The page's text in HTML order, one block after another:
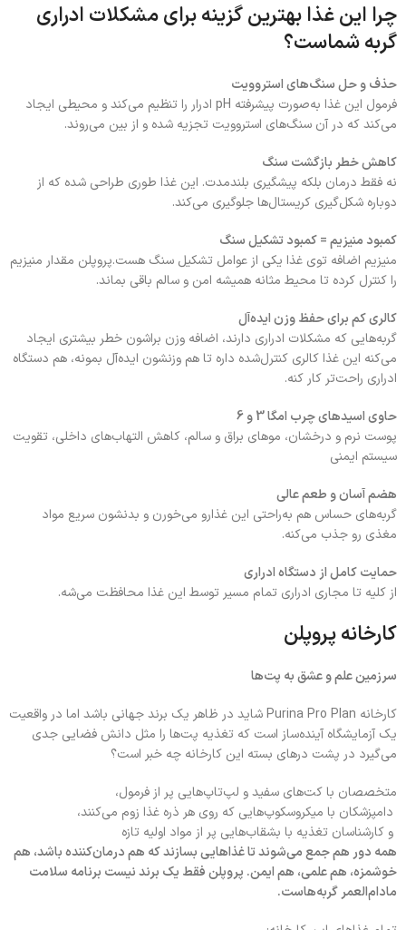
چرا این غذا بهترین گزینه برای مشکلات ادراری
گربه شماست؟
حذف و حل سنگ‌های استروویت
فرمول این غذا به‌صورت پیشرفته pH ادرار را تنظیم می‌کند و محیطی ایجاد
می‌کند که در آن سنگ‌های استروویت تجزیه شده و از بین می‌روند.
کاهش خطر بازگشت سنگ
نه فقط درمان بلکه پیشگیری بلندمدت. این غذا طوری طراحی شده که از
دوباره شکل‌گیری کریستال‌ها جلوگیری می‌کند.
کمبود منیزیم = کمبود تشکیل سنگ
منیزیم اضافه توی غذا یکی از عوامل تشکیل سنگ هست.پروپلن مقدار منیزیم
را کنترل کرده تا محیط مثانه همیشه امن و سالم باقی بماند.
کالری کم برای حفظ وزن ایده‌آل
گربه‌هایی که مشکلات ادراری دارند، اضافه‌ وزن براشون خطر بیشتری ایجاد
می‌کنه این غذا کالری کنترل‌شده داره تا هم وزنشون ایده‌آل بمونه، هم دستگاه
ادراری راحت‌تر کار کنه.
حاوی اسیدهای چرب امگا 3 و 6
پوست نرم و درخشان، موهای براق و سالم، کاهش التهاب‌های داخلی، تقویت
سیستم ایمنی
هضم آسان و طعم عالی
گربه‌های حساس هم به‌راحتی این غذارو می‌خورن و بدنشون سریع مواد
مغذی رو جذب می‌کنه.
حمایت کامل از دستگاه ادراری
از کلیه تا مجاری ادراری تمام مسیر توسط این غذا محافظت می‌شه.
کارخانه پروپلن
سرزمین علم و عشق به پت‌ها
کارخانه Purina Pro Plan شاید در ظاهر یک برند جهانی باشد اما در واقعیت
یک آزمایشگاه آینده‌ساز است که تغذیه پت‌ها را مثل دانش فضایی جدی
می‌گیرد در پشت درهای بسته این کارخانه چه خبر است؟
متخصصان با کت‌های سفید و لپ‌تاپ‌هایی پر از فرمول،
دامپزشکان با میکروسکوپ‌هایی که روی هر ذره غذا زوم می‌کنند،
و کارشناسان تغذیه با بشقاب‌هایی پر از مواد اولیه تازه
همه دور هم جمع می‌شوند تا غذاهایی بسازند که هم درمان‌کننده باشد، هم
خوشمزه، هم علمی، هم ایمن. پروپلن فقط یک برند نیست برنامه سلامت
مادام‌العمر گربه‌هاست.